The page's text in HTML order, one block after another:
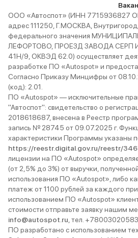
ещё меньше шумело (то есть
дополнительную шумку арок и
движка). За 12 пройденных тысяч
у меня не возникло с машиной
вообще никаких проблем. Я
уверен, что не разочаруюсь и в
дальнейшем, потому что тойота,
в общем-то, машина, которая
мне подходит. С небольшими
недостатками и
необходимостью доделок я
готов смириться, так как в целом
TLC 200 меня устраивает своими
ходовыми качествами и уровнем
предлагаемого комфорта.
ООО «Автоспот» (ИНН 7715936827
адрес 111250, Г.МОСКВА,
федерального значения
ЛЕФОРТОВО, ПРОЕЗД ЗАВОДА СЕРП
41Н/9, ОКВЭД 62.0) осуществляет
разработке ПО «Autospot» и
Согласно Приказу Минцифры от
(код): 2.01.
ПО «Autospot» — исключительные
"Автоспот": свидетельство о
2018618687, внесена в Реестр
запись № 28745 от 09.07.2025 г.
характеристики Программы указаны
https://reestr.digital.gov.ru/reestr/
лицензии на ПО «Autospot»
(от 2,5% до 3%) от выручки,
использования ПО «Autospot», либо
платеж от 1100 рублей за каждого
использованием ПО «Autospot»
стоимости отправьте заявку нашим
info@autospot.ru , тел. +78003020583
ПО разработано с использованием